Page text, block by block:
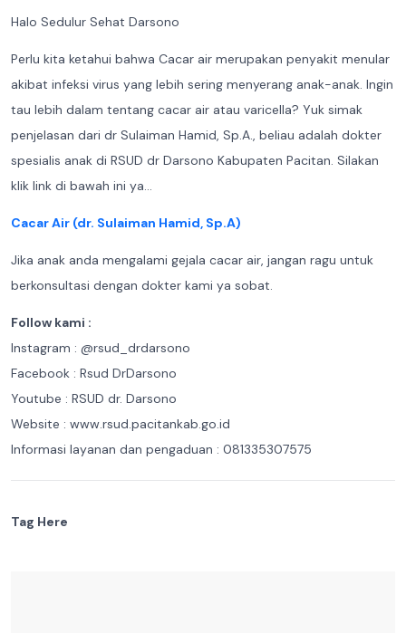
Halo Sedulur Sehat Darsono
Perlu kita ketahui bahwa Cacar air merupakan penyakit menular
akibat infeksi virus yang lebih sering menyerang anak-anak. Ingin
tau lebih dalam tentang cacar air atau varicella? Yuk simak
penjelasan dari dr Sulaiman Hamid, Sp.A., beliau adalah dokter
spesialis anak di RSUD dr Darsono Kabupaten Pacitan. Silakan
klik link di bawah ini ya…
Cacar Air (dr. Sulaiman Hamid, Sp.A)
Jika anak anda mengalami gejala cacar air, jangan ragu untuk
berkonsultasi dengan dokter kami ya sobat.
Follow kami :
Instagram : @rsud_drdarsono
Facebook : Rsud DrDarsono
Youtube : RSUD dr. Darsono
Website : www.rsud.pacitankab.go.id
Informasi layanan dan pengaduan : 081335307575
Tag Here